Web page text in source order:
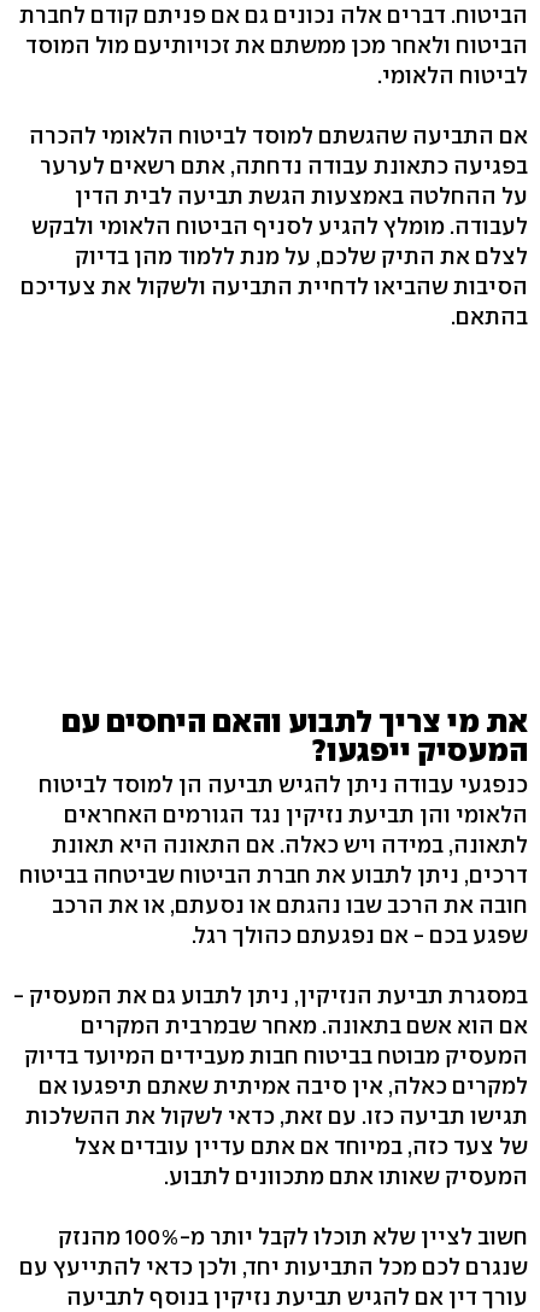
הביטוח. דברים אלה נכונים גם אם פניתם קודם לחברת
הביטוח ולאחר מכן ממשתם את זכויותיעם מול המוסד
לביטוח הלאומי.
אם התביעה שהגשתם למוסד לביטוח הלאומי להכרה
בפגיעה כתאונת עבודה נדחתה, אתם רשאים לערער
על ההחלטה באמצעות הגשת תביעה לבית הדין
לעבודה. מומלץ להגיע לסניף הביטוח הלאומי ולבקש
לצלם את התיק שלכם, על מנת ללמוד מהן בדיוק
הסיבות שהביאו לדחיית התביעה ולשקול את צעדיכם
בהתאם.
את מי צריך לתבוע והאם היחסים עם
המעסיק ייפגעו?
כנפגעי עבודה ניתן להגיש תביעה הן למוסד לביטוח
הלאומי והן תביעת נזיקין נגד הגורמים האחראים
לתאונה, במידה ויש כאלה. אם התאונה היא תאונת
דרכים, ניתן לתבוע את חברת הביטוח שביטחה בביטוח
חובה את הרכב שבו נהגתם או נסעתם, או את הרכב
שפגע בכם - אם נפגעתם כהולך רגל.
במסגרת תביעת הנזיקין, ניתן לתבוע גם את המעסיק -
אם הוא אשם בתאונה. מאחר שבמרבית המקרים
המעסיק מבוטח בביטוח חבות מעבידים המיועד בדיוק
למקרים כאלה, אין סיבה אמיתית שאתם תיפגעו אם
תגישו תביעה כזו. עם זאת, כדאי לשקול את ההשלכות
של צעד כזה, במיוחד אם אתם עדיין עובדים אצל
המעסיק שאותו אתם מתכוונים לתבוע.
חשוב לציין שלא תוכלו לקבל יותר מ-100% מהנזק
שנגרם לכם מכל התביעות יחד, ולכן כדאי להתייעץ עם
עורך דין אם להגיש תביעת נזיקין בנוסף לתביעה